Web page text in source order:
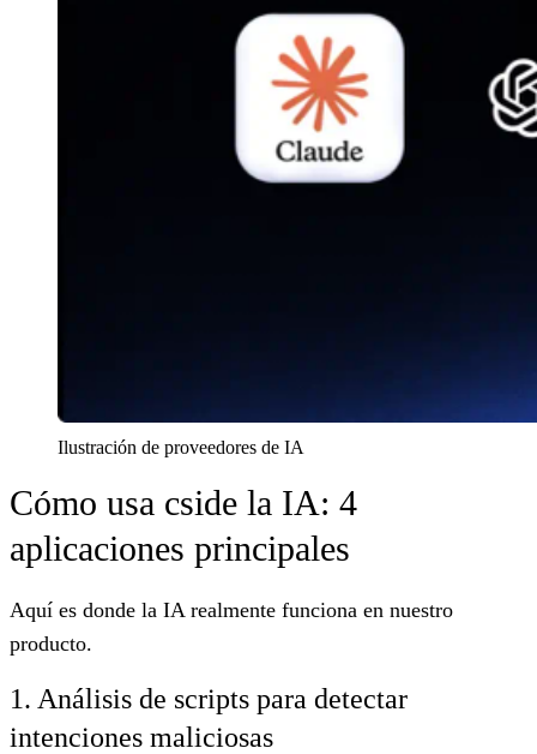
Ilustración de proveedores de IA
Cómo usa cside la IA: 4
aplicaciones principales
Aquí es donde la IA realmente funciona en nuestro
producto.
1. Análisis de scripts para detectar
intenciones maliciosas